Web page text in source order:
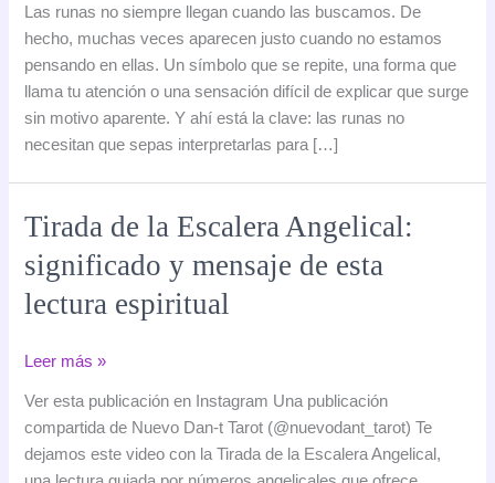
día
qué
cuando
menos
lo
esperas
Las runas no siempre llegan cuando las buscamos. De
hecho, muchas veces aparecen justo cuando no estamos
pensando en ellas. Un símbolo que se repite, una forma que
llama tu atención o una sensación difícil de explicar que surge
sin motivo aparente. Y ahí está la clave: las runas no
necesitan que sepas interpretarlas para […]
Tirada de la Escalera Angelical:
significado y mensaje de esta
lectura espiritual
Tirada
Escalera
Angelical:
Leer más »
Ver esta publicación en Instagram Una publicación
compartida de Nuevo Dan-t Tarot (@nuevodant_tarot) Te
dejamos este video con la Tirada de la Escalera Angelical,